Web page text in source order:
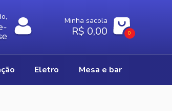
Minha sacola
R$ 0,00 0
eletro mesa e bar